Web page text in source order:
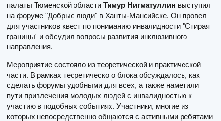
палаты Тюменской области Тимур Нигматуллин выступил
на форуме "Добрые люди" в Ханты-Мансийске. Он провел
для участников квест по пониманию инвалидности "Стирая
границы" и обсудил вопросы развития инклюзивного
направления.
Мероприятие состояло из теоретической и практической
части. В рамках теоретического блока обсуждалось, как
сделать форумы удобными для всех, а также наметили
пути привлечения молодых людей с инвалидностью к
участию в подобных событиях. Участники, многие из
которых непосредственно общаются с активными ребятами